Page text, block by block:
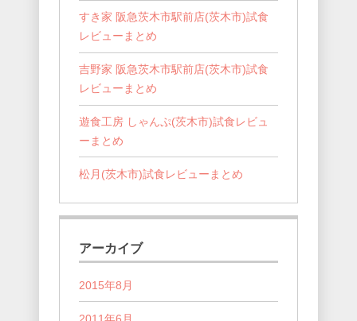
すき家 阪急茨木市駅前店(茨木市)試食
レビューまとめ
吉野家 阪急茨木市駅前店(茨木市)試食
レビューまとめ
遊食工房 しゃんぷ(茨木市)試食レビュ
ーまとめ
松月(茨木市)試食レビューまとめ
アーカイブ
2015年8月
2011年6月